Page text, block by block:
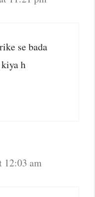
se bada
h
12:03 am